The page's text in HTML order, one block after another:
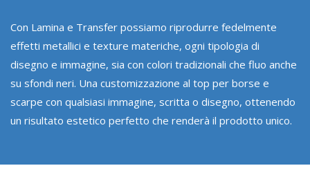
Con Lamina e Transfer possiamo riprodurre fedelmente
effetti metallici e texture materiche, ogni tipologia di
disegno e immagine, sia con colori tradizionali che fluo anche
su sfondi neri. Una customizzazione al top per borse e
scarpe con qualsiasi immagine, scritta o disegno, ottenendo
un risultato estetico perfetto che renderà il prodotto unico.